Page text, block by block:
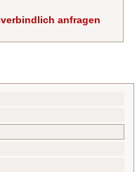
anfragen